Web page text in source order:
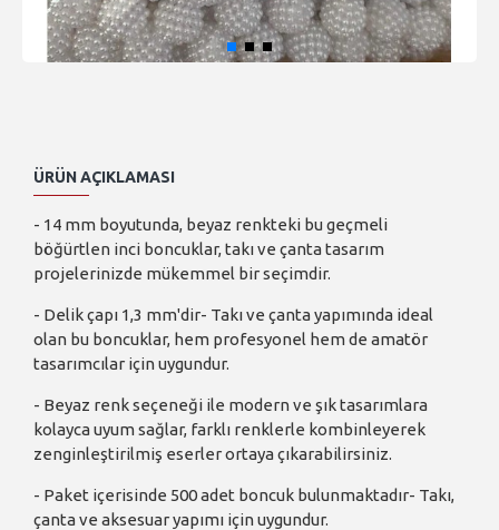
ÜRÜN AÇIKLAMASI
- 14 mm boyutunda, beyaz renkteki bu geçmeli
böğürtlen inci boncuklar, takı ve çanta tasarım
projelerinizde mükemmel bir seçimdir.
- Delik çapı 1,3 mm'dir- Takı ve çanta yapımında ideal
olan bu boncuklar, hem profesyonel hem de amatör
tasarımcılar için uygundur.
- Beyaz renk seçeneği ile modern ve şık tasarımlara
kolayca uyum sağlar, farklı renklerle kombinleyerek
zenginleştirilmiş eserler ortaya çıkarabilirsiniz.
- Paket içerisinde 500 adet boncuk bulunmaktadır- Takı,
çanta ve aksesuar yapımı için uygundur.